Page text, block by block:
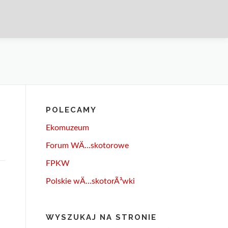
POLECAMY
Ekomuzeum
Forum WÄ…skotorowe
FPKW
Polskie wÄ…skotorÃ³wki
WYSZUKAJ NA STRONIE